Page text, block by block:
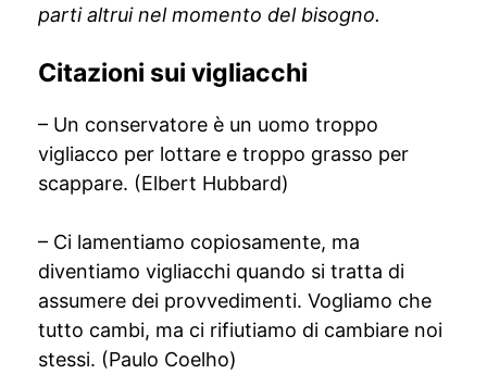
parti altrui nel momento del bisogno.
Citazioni sui vigliacchi
– Un conservatore è un uomo troppo
vigliacco per lottare e troppo grasso per
scappare. (Elbert Hubbard)
– Ci lamentiamo copiosamente, ma
diventiamo vigliacchi quando si tratta di
assumere dei provvedimenti. Vogliamo che
tutto cambi, ma ci rifiutiamo di cambiare noi
stessi. (Paulo Coelho)